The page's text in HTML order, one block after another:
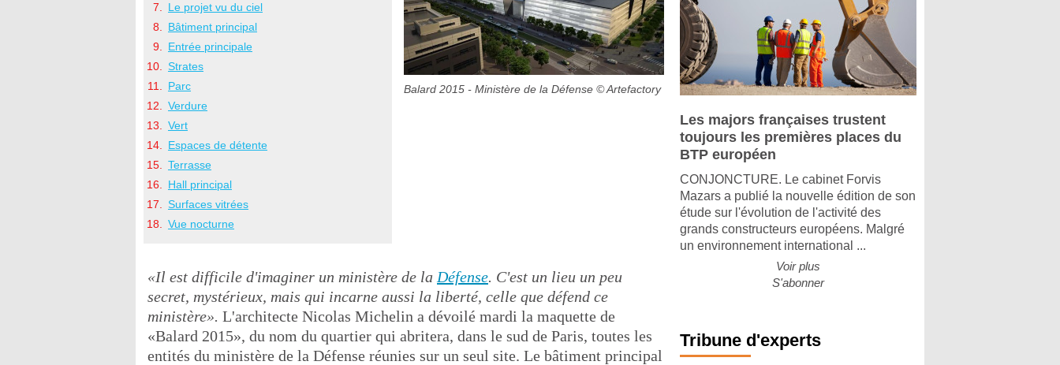
Balard 2015 - Ministère de la Défense © Artefactory
Le projet vu du ciel
Bâtiment principal
Entrée principale
Strates
Parc
Verdure
Vert
Espaces de détente
Terrasse
Hall principal
Surfaces vitrées
Vue nocturne
«Il est difficile d'imaginer un ministère de la Défense. C'est un lieu un peu
secret, mystérieux, mais qui incarne aussi la liberté, celle que défend ce
ministère». L'architecte Nicolas Michelin a dévoilé mardi la maquette de
«Balard 2015», du nom du quartier qui abritera, dans le sud de Paris, toutes les
entités du ministère de la Défense réunies sur un seul site. Le bâtiment principal
Les majors françaises trustent
toujours les premières places du
BTP européen
CONJONCTURE. Le cabinet Forvis
Mazars a publié la nouvelle édition de son
étude sur l'évolution de l'activité des
grands constructeurs européens. Malgré
un environnement international ...
Voir plus
S'abonner
Tribune d'experts